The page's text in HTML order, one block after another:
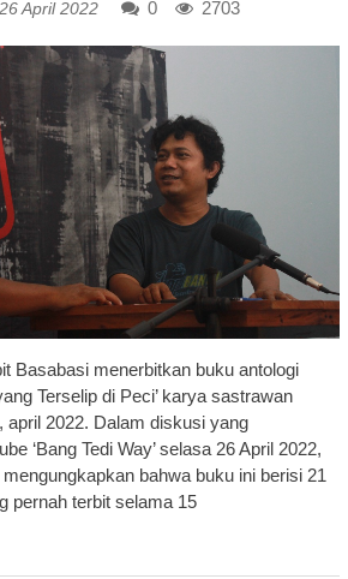
26 April 2022 0 2703
Basabasi menerbitkan buku antologi
Terselip di Peci’ karya sastrawan
april 2022. Dalam diskusi yang
‘Bang Tedi Way’ selasa 26 April 2022,
bahwa buku ini berisi 21
pernah terbit selama 15